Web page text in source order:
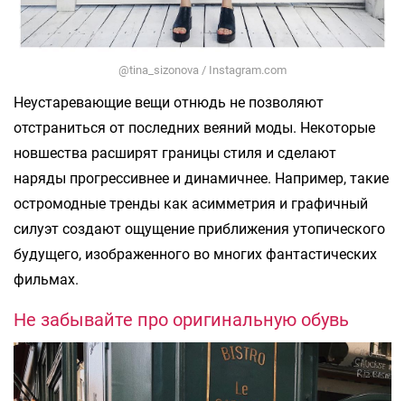
@tina_sizonova / Instagram.com
Неустаревающие вещи отнюдь не позволяют
отстраниться от последних веяний моды. Некоторые
новшества расширят границы стиля и сделают
наряды прогрессивнее и динамичнее. Например, такие
остромодные тренды как асимметрия и графичный
силуэт создают ощущение приближения утопического
будущего, изображенного во многих фантастических
фильмах.
Не забывайте про оригинальную обувь